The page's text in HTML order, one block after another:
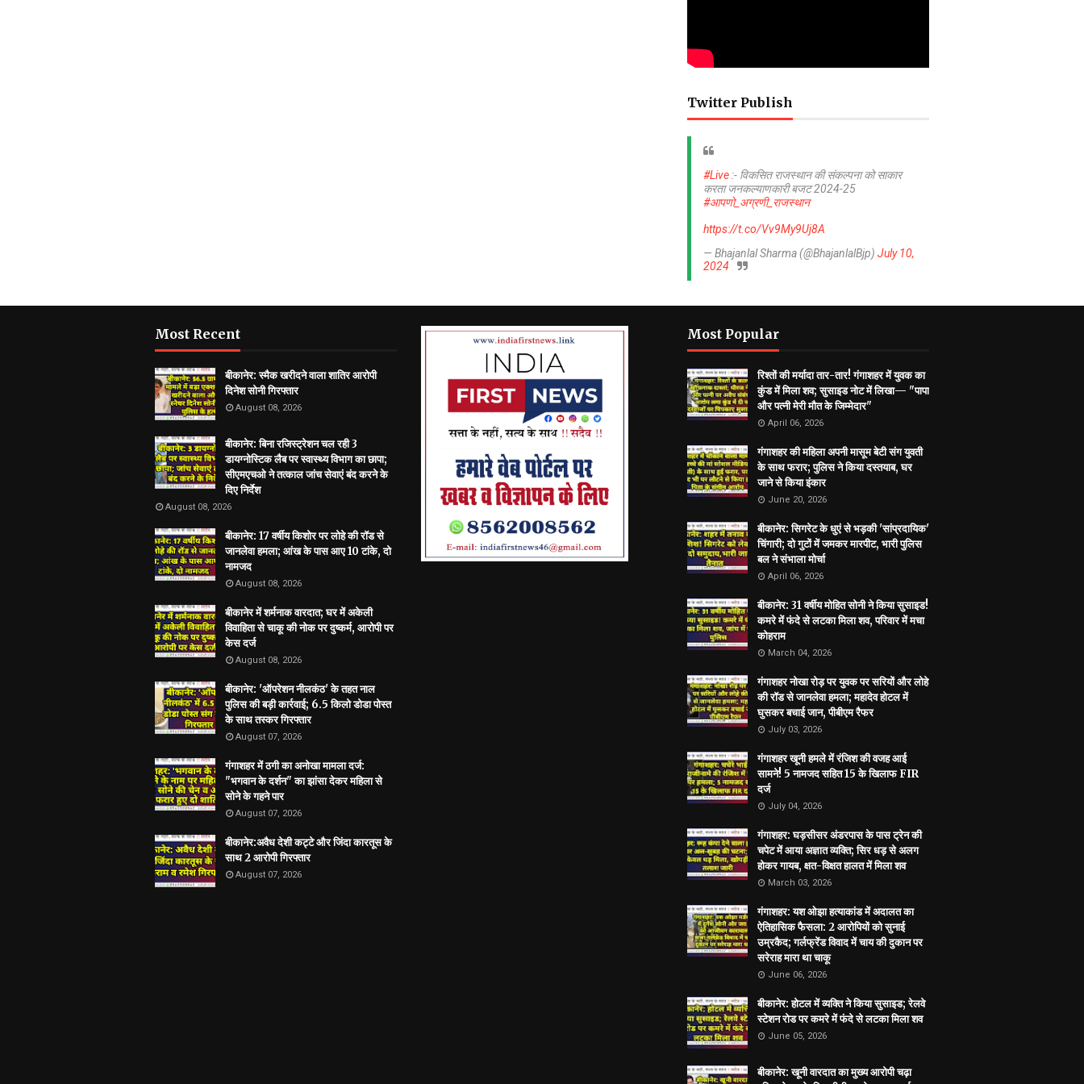
Twitter Publish
#Live :- विकसित राजस्थान की संकल्पना को साकार
करता जनकल्याणकारी बजट 2024-25
#आपणो_अग्रणी_राजस्थान
https://t.co/Vv9My9Uj8A
— Bhajanlal Sharma (@BhajanlalBjp) July 10,
2024
Most Recent
बीकानेर: स्मैक खरीदने वाला शातिर आरोपी
दिनेश सोनी गिरफ्तार
August 08, 2026
बीकानेर: बिना रजिस्ट्रेशन चल रही 3
डायग्नोस्टिक लैब पर स्वास्थ्य विभाग का छापा;
सीएमएचओ ने तत्काल जांच सेवाएं बंद करने के
दिए निर्देश
August 08, 2026
बीकानेर: 17 वर्षीय किशोर पर लोहे की रॉड से
जानलेवा हमला; आंख के पास आए 10 टांके, दो
नामजद
August 08, 2026
बीकानेर में शर्मनाक वारदात; घर में अकेली
विवाहिता से चाकू की नोक पर दुष्कर्म, आरोपी पर
केस दर्ज
August 08, 2026
बीकानेर: 'ऑपरेशन नीलकंठ' के तहत नाल
पुलिस की बड़ी कार्रवाई; 6.5 किलो डोडा पोस्त
के साथ तस्कर गिरफ्तार
August 07, 2026
गंगाशहर में ठगी का अनोखा मामला दर्ज:
"भगवान के दर्शन" का झांसा देकर महिला से
सोने के गहने पार
August 07, 2026
बीकानेर:अवैध देशी कट्टे और जिंदा कारतूस के
साथ 2 आरोपी गिरफ्तार
August 07, 2026
Most Popular
रिश्तों की मर्यादा तार-तार! गंगाशहर में युवक का
कुंड में मिला शव; सुसाइड नोट में लिखा— "पापा
और पत्नी मेरी मौत के जिम्मेदार"
April 06, 2026
गंगाशहर की महिला अपनी मासूम बेटी संग युवती
के साथ फरार; पुलिस ने किया दस्तयाब, घर
जाने से किया इंकार
June 20, 2026
बीकानेर: सिगरेट के धुएं से भड़की 'सांप्रदायिक'
चिंगारी; दो गुटों में जमकर मारपीट, भारी पुलिस
बल ने संभाला मोर्चा
April 06, 2026
बीकानेर: 31 वर्षीय मोहित सोनी ने किया सुसाइड!
कमरे में फंदे से लटका मिला शव, परिवार में मचा
कोहराम
March 04, 2026
गंगाशहर नोखा रोड़ पर युवक पर सरियों और लोहे
की रॉड से जानलेवा हमला; महादेव होटल में
घुसकर बचाई जान, पीबीएम रैफर
July 03, 2026
गंगाशहर खूनी हमले में रंजिश की वजह आई
सामने! 5 नामजद सहित 15 के खिलाफ FIR
दर्ज
July 04, 2026
गंगाशहर: घड़सीसर अंडरपास के पास ट्रेन की
चपेट में आया अज्ञात व्यक्ति; सिर धड़ से अलग
होकर गायब, क्षत-विक्षत हालत में मिला शव
March 03, 2026
गंगाशहर: यश ओझा हत्याकांड में अदालत का
ऐतिहासिक फैसला: 2 आरोपियों को सुनाई
उम्रकैद; गर्लफ्रेंड विवाद में चाय की दुकान पर
सरेराह मारा था चाकू
June 06, 2026
बीकानेर: होटल में व्यक्ति ने किया सुसाइड; रेलवे
स्टेशन रोड पर कमरे में फंदे से लटका मिला शव
June 05, 2026
बीकानेर: खूनी वारदात का मुख्य आरोपी चढ़ा